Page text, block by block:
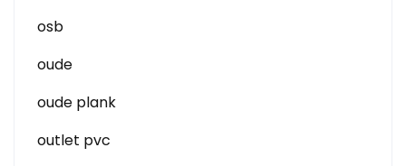
osb
oude
oude plank
outlet pvc